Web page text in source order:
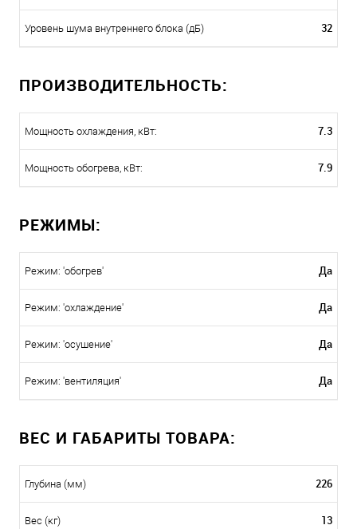
Уровень шума внутреннего блока (дБ) 32
ПРОИЗВОДИТЕЛЬНОСТЬ:
Мощность охлаждения, кВт: 7.3
Мощность обогрева, кВт: 7.9
РЕЖИМЫ:
Режим: 'обогрев' Да
Режим: 'охлаждение' Да
Режим: 'осушение' Да
Режим: 'вентиляция' Да
ВЕС И ГАБАРИТЫ ТОВАРА:
Глубина (мм) 226
Вес (кг) 13